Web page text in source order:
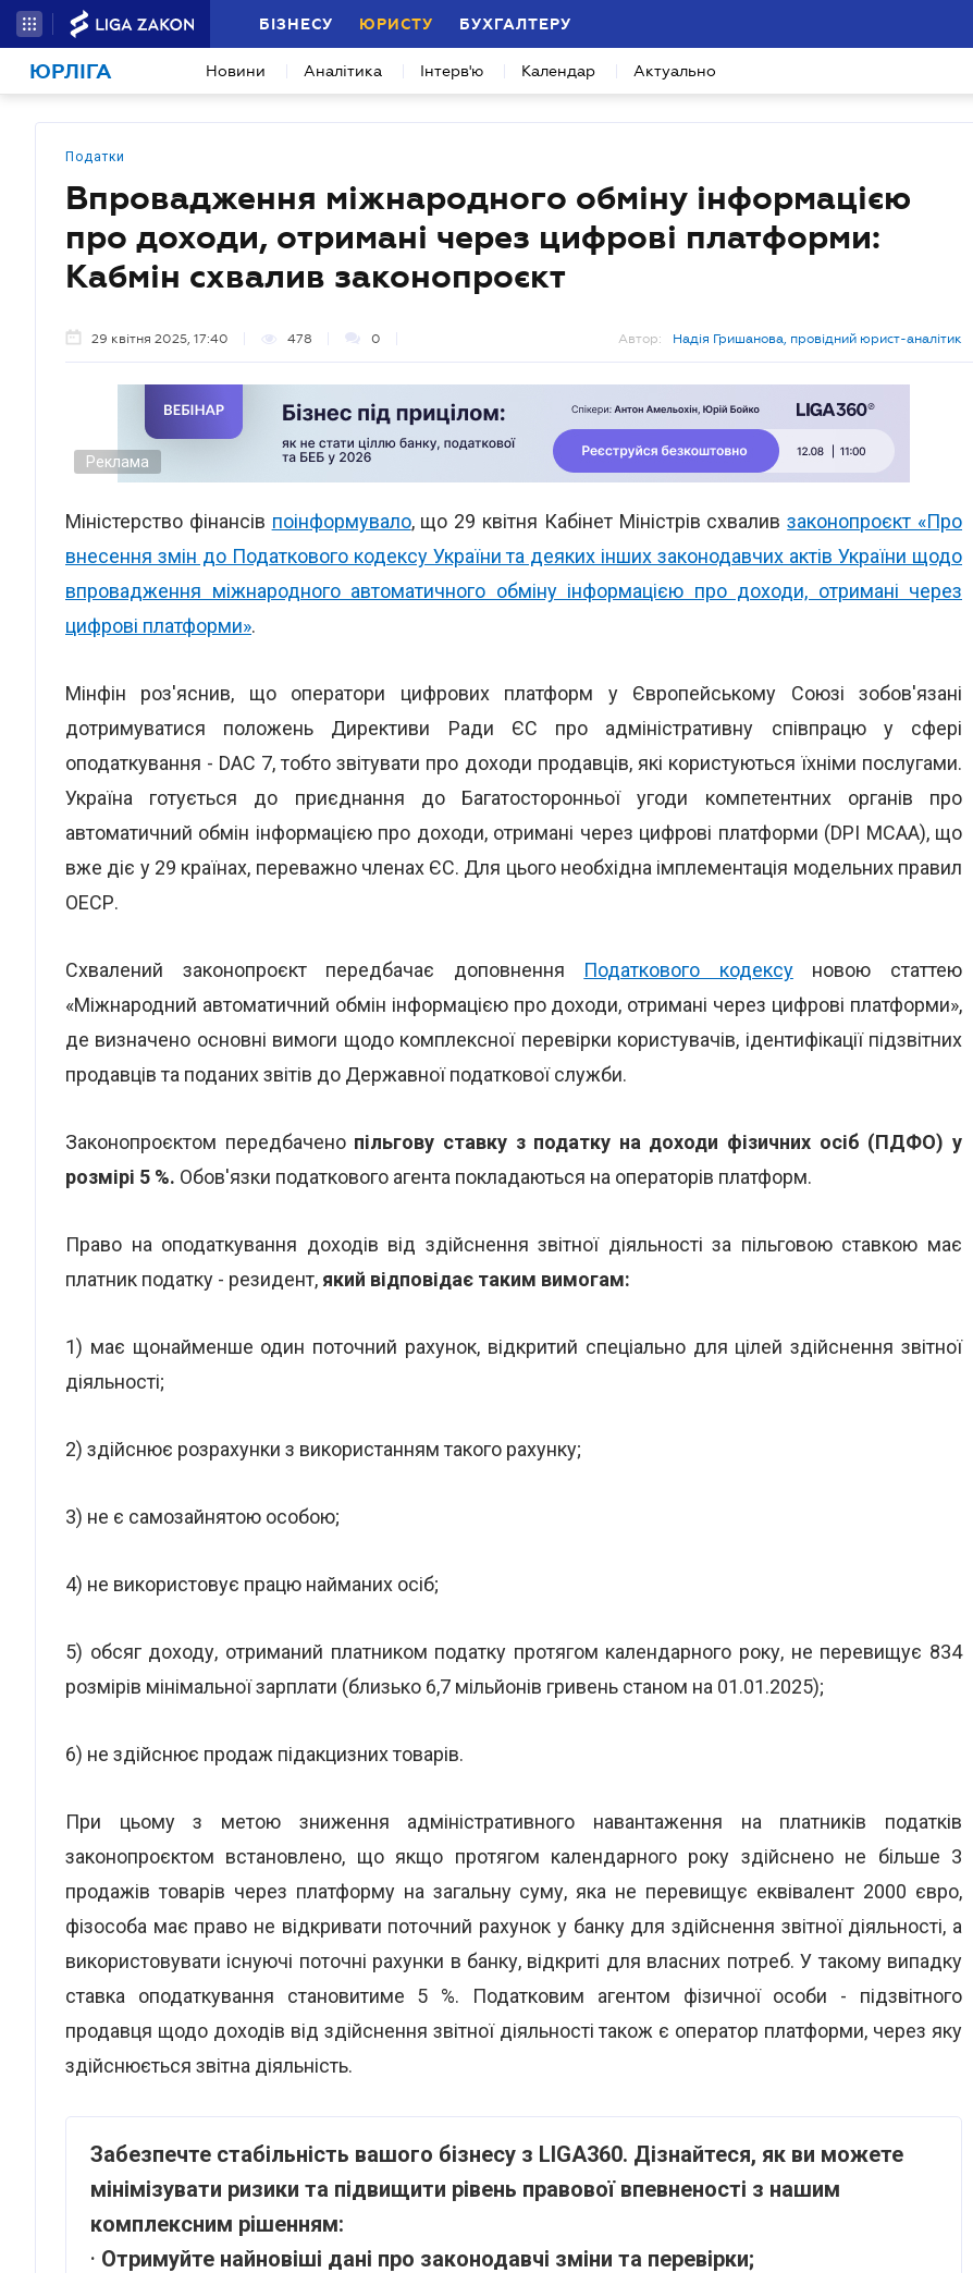
БІЗНЕСУ ЮРИСТУ БУХГАЛТЕРУ
ЮРЛІГА Новини Аналітика Інтерв'ю Календар Актуально
Податки
Впровадження міжнародного обміну інформацією
про доходи, отримані через цифрові платформи:
Кабмін схвалив законопроєкт
29 квітня 2025, 17:40 478 0 Автор: Надія Гришанова, провідний юрист-аналітик
Реклама
Міністерство фінансів поінформувало, що 29 квітня Кабінет Міністрів схваливзаконопроєкт «Про
внесення змін до Податкового кодексу України та деяких інших законодавчих актів України щодо
впровадження міжнародного автоматичного обміну інформацією про доходи, отримані через
цифрові платформи».
Мінфін роз'яснив, що оператори цифрових платформ у Європейському Союзі зобов'язані
дотримуватися положень Директиви Ради ЄС про адміністративну співпрацю у сфері
оподаткування - DAC 7, тобто звітувати про доходи продавців, які користуються їхніми послугами.
Україна готується до приєднання до Багатосторонньої угоди компетентних органів про
автоматичний обмін інформацією про доходи, отримані через цифрові платформи (DPI MCAA), що
вже діє у 29 країнах, переважно членах ЄС. Для цього необхідна імплементація модельних правил
ОЕСР.
Схвалений законопроєкт передбачає доповнення Податкового кодексуновою статтею
«Міжнародний автоматичний обмін інформацією про доходи, отримані через цифрові платформи»,
де визначено основні вимоги щодо комплексної перевірки користувачів, ідентифікації підзвітних
продавців та поданих звітів до Державної податкової служби.
Законопроєктом передбачено пільгову ставку з податку на доходи фізичних осіб (ПДФО) у
розмірі 5 %. Обов'язки податкового агента покладаються на операторів платформ.
Право на оподаткування доходів від здійснення звітної діяльності за пільговою ставкою має
платник податку - резидент, який відповідає таким вимогам:
1) має щонайменше один поточний рахунок, відкритий спеціально для цілей здійснення звітної
діяльності;
2) здійснює розрахунки з використанням такого рахунку;
3) не є самозайнятою особою;
4) не використовує працю найманих осіб;
5) обсяг доходу, отриманий платником податку протягом календарного року, не перевищує 834
розмірів мінімальної зарплати (близько 6,7 мільйонів гривень станом на 01.01.2025);
6) не здійснює продаж підакцизних товарів.
При цьому з метою зниження адміністративного навантаження на платників податків
законопроєктом встановлено, що якщо протягом календарного року здійснено не більше 3
продажів товарів через платформу на загальну суму, яка не перевищує еквівалент 2000 євро,
фізособа має право не відкривати поточний рахунок у банку для здійснення звітної діяльності, а
використовувати існуючі поточні рахунки в банку, відкриті для власних потреб. У такому випадку
ставка оподаткування становитиме 5 %. Податковим агентом фізичної особи - підзвітного
продавця щодо доходів від здійснення звітної діяльності також є оператор платформи, через яку
здійснюється звітна діяльність.
Забезпечте стабільність вашого бізнесу з LIGA360. Дізнайтеся, як ви можете
мінімізувати ризики та підвищити рівень правової впевненості з нашим
комплексним рішенням:
· Отримуйте найновіші дані про законодавчі зміни та перевірки;